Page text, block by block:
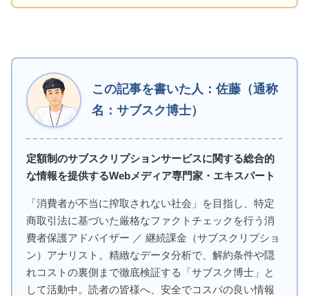
この記事を書いた人：佐藤（通称
名：サブスク博士）
定額制のサブスクリプションサービスに関する総合的
な情報を提供するWebメディア専門家・エキスパート
「消費者が不当に搾取されない社会」を目指し、特定
商取引法に基づいた厳格なファクトチェックを行う消
費者保護アドバイザー ／ 継続課金（サブスクリプショ
ン）アナリスト。精緻なデータ分析で、解約条件や隠
れコストの裏側まで徹底検証する「サブスク博士」と
して活動中。読者の皆様へ、安全でコスパの良い情報